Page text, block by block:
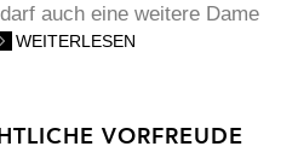
auch eine weitere Dame
WEITERLESEN
VORFREUDE